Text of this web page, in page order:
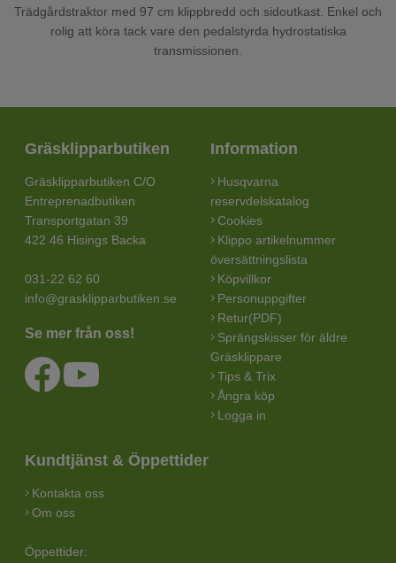
Trädgårdstraktor med 97 cm klippbredd och sidoutkast. Enkel och
rolig att köra tack vare den pedalstyrda hydrostatiska
transmissionen.
Gräsklipparbutiken
Gräsklipparbutiken C/O
Entreprenadbutiken
Transportgatan 39
422 46 Hisings Backa
031-22 62 60
info@grasklipparbutiken.se
Se mer från oss!
Information
Husqvarna
reservdelskatalog
Cookies
Klippo artikelnummer
översättningslista
Köpvillkor
Personuppgifter
Retur(PDF)
Sprängskisser för äldre
Gräsklippare
Tips & Trix
Ångra köp
Logga in
Kundtjänst & Öppettider
Kontakta oss
Om oss
Öppettider: